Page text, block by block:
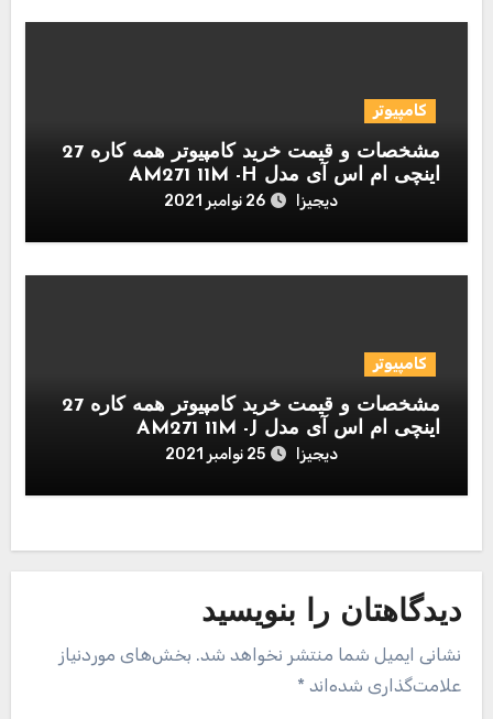
کامپیوتر
مشخصات و قیمت خرید کامپیوتر همه کاره 27
اینچی ام اس آی مدل AM271 11M -H
دیجیزا 26 نوامبر 2021
کامپیوتر
مشخصات و قیمت خرید کامپیوتر همه کاره 27
اینچی ام اس آی مدل AM271 11M -J
دیجیزا 25 نوامبر 2021
دیدگاهتان را بنویسید
نشانی ایمیل شما منتشر نخواهد شد. بخش‌های موردنیاز
علامت‌گذاری شده‌اند *